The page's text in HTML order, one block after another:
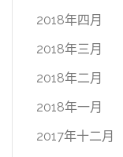
2018年四月
2018年三月
2018年二月
2018年一月
2017年十二月